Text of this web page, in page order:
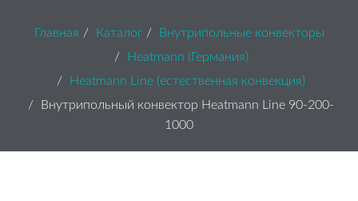
Главная Каталог
Внутрипольные конвекторы
Heatmann (Германия)
Heatmann Line (естественная конвекция)
Внутрипольный конвектор Heatmann Line 90-200-
1000